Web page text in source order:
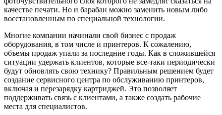
качестве печати. Но и барабан можно заменить новым либо
восстановленным по специальной технологии.
Многие компании начинали свой бизнес с продаж
оборудования, в том числе и принтеров. К сожалению,
объемы продаж упали за последние годы. Как в сложившейся
ситуации удержать клиентов, которые все-таки периодически
будут обновлять свою технику? Правильным решением будет
создание сервисного центра по обслуживанию принтеров,
включая и перезарядку картриджей. Это позволяет
поддерживать связь с клиентами, а также создать рабочие
места для специалистов.